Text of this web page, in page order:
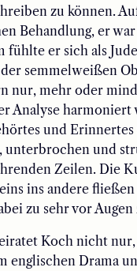
zu können.
Behandlung, er
fühlte er sich als
semmelweißen
nur, mehr oder
Analyse harmoniert
und
und
Zeilen. Die
ins andere
zu sehr vor
Koch nicht
englischen Drama